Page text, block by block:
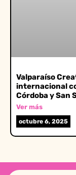
Valparaíso
internacional
Córdoba y San
Ver más
octubre 6, 2025